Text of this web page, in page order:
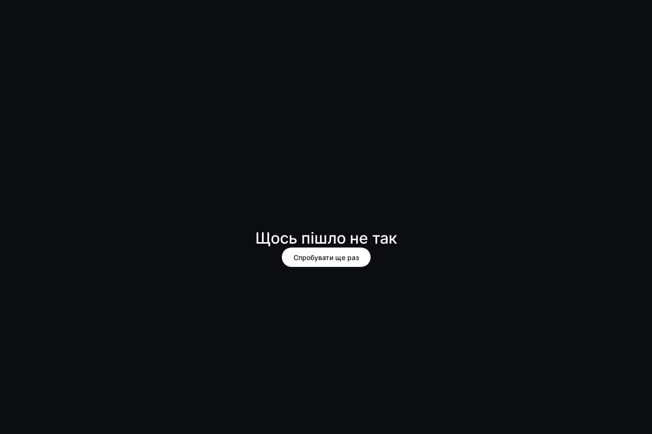
Щось пішло не так
Спробувати ще раз